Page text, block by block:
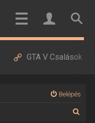
GTA V Csalások
Belépés